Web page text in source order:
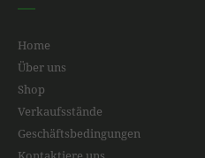
Home
Über uns
Shop
Verkaufsstände
Geschäftsbedingungen